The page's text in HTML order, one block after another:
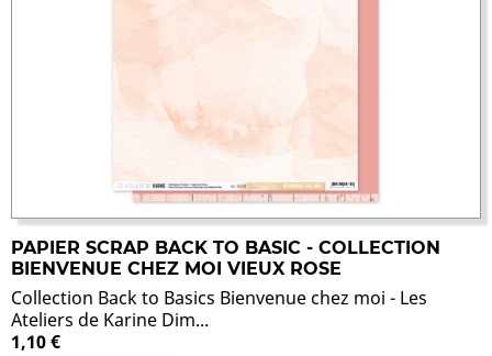
PAPIER SCRAP BACK TO BASIC - COLLECTION
BIENVENUE CHEZ MOI VIEUX ROSE
Collection Back to Basics Bienvenue chez moi - Les
Ateliers de Karine Dim...
1,10 €